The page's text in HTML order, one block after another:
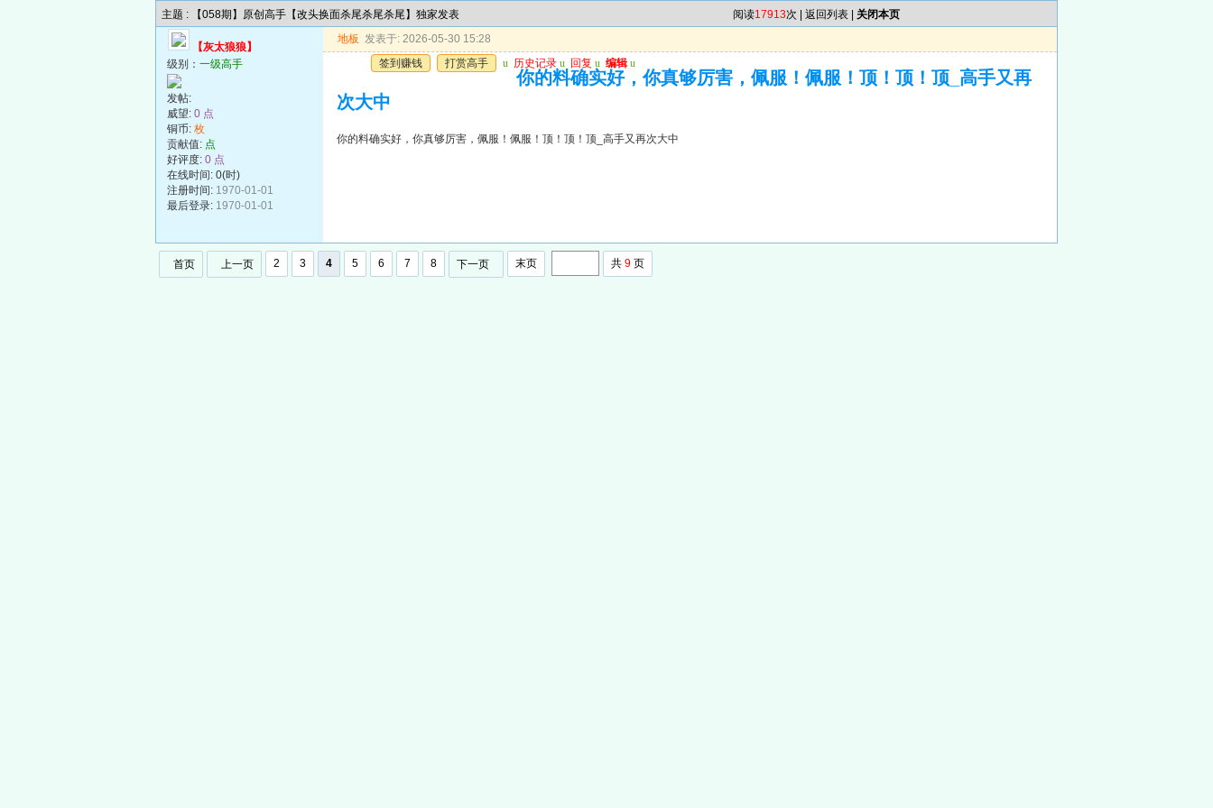
主题 : 【058期】原创高手【改头换面杀尾杀尾杀尾】独家发表 阅读17913次 | 返回列表 关闭本页
【灰太狼狼】
级别： 一级高手
发帖:
威望: 0 点
铜币: 枚
贡献值: 点
好评度: 0 点
在线时间: 0(时)
注册时间: 1970-01-01
最后登录: 1970-01-01
地板 发表于: 2026-05-30 15:28
签到赚钱
打赏高手 u 历史记录 u 回复 u 编辑 u
你的料确实好，你真够厉害，佩服！佩服！顶！顶！顶_高手又再
次大中
你的料确实好，你真够厉害，佩服！佩服！顶！顶！顶_高手又再次大中
首页 上一页 2 3 4 5 6 7 8 下一页 末页 共 9 页